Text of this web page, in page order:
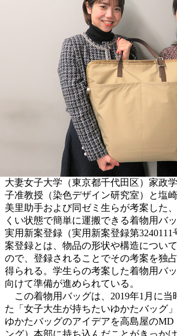
大妻女子大学（東京都千代田区）家政
子准教授（染色デザイン研究室）と塩
美里助手および同ゼミ生らが考案した
くい状態で簡単に運搬できる着物用バ
実用新案登録（実用新案登録第
案登録とは、物品の形状や構造につい
ので、登録されることでその考案を独
得られる。学生らの考案した着物用バ
向けて準備が進められている。
この着物用バッグは、2019年1月に当
た「女子大生が持ちたいゆかたバッグ
ゆかたバッグのアイデアを高島屋の
ング）本部に持ち込んだことがきっか